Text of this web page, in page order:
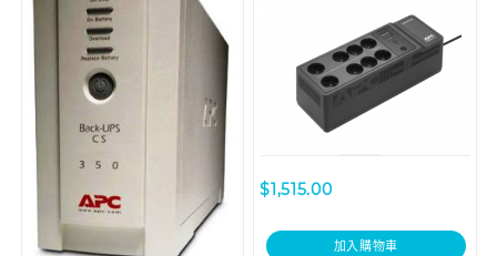
$1,515.00
加入購物車